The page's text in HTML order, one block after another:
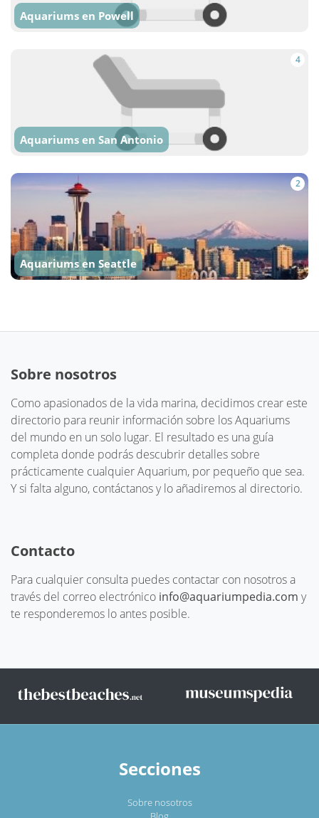
Aquariums en Powell
4
Aquariums en San Antonio
2
Aquariums en Seattle
Sobre nosotros
Como apasionados de la vida marina, decidimos crear este
directorio para reunir información sobre los Aquariums
del mundo en un solo lugar. El resultado es una guía
completa donde podrás descubrir detalles sobre
prácticamente cualquier Aquarium, por pequeño que sea.
Y si falta alguno, contáctanos y lo añadiremos al directorio.
Contacto
Para cualquier consulta puedes contactar con nosotros a
través del correo electrónico info@aquariumpedia.com y
te responderemos lo antes posible.
Secciones
Sobre nosotros